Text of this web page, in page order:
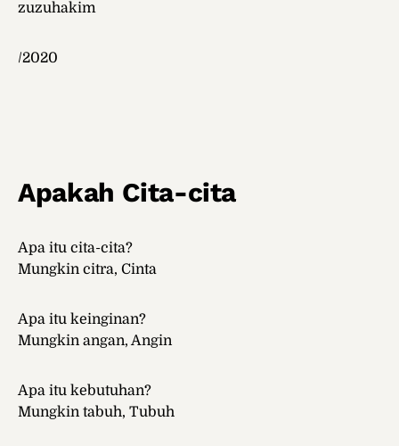
zuzuhakim
/2020
Apakah Cita-cita
Apa itu cita-cita?
Mungkin citra, Cinta
Apa itu keinginan?
Mungkin angan, Angin
Apa itu kebutuhan?
Mungkin tabuh, Tubuh